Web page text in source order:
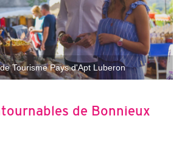
Tourisme Pays d'Apt Luberon
de Bonnieux